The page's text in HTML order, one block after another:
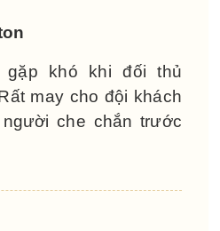
gặp khó khi đối thủ
may cho đội khách
che chắn trước